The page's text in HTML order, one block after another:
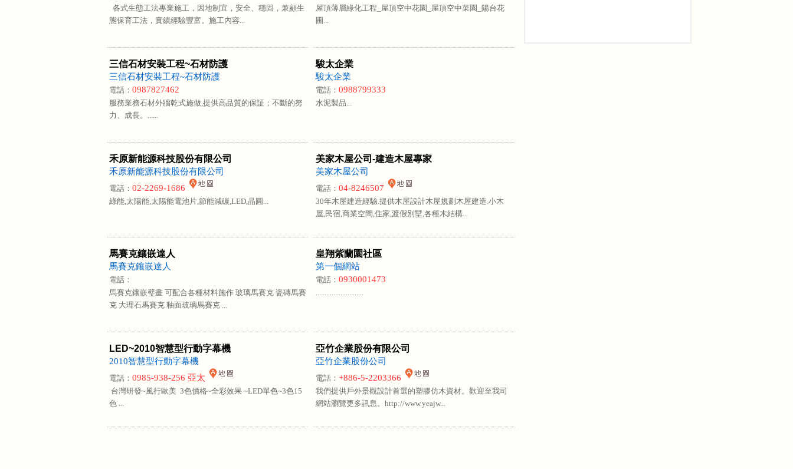
各式生態工法專業施工，因地制宜，安全、穩固，兼顧生
態保育工法，實績經驗豐富。施工內容...
屋頂薄層綠化工程_屋頂空中花園_屋頂空中菜園_陽台花
圃...
三信石材安裝工程~石材防護
三信石材安裝工程~石材防護
電話： 0987827462
服務業務石材外牆乾式施做,提供高品質的保証；不斷的努
力、成長。......
駿太企業
駿太企業
電話： 0988799333
水泥製品...
禾原新能源科技股份有限公司
禾原新能源科技股份有限公司
電話： 02-2269-1686
綠能,太陽能,太陽能電池片,節能減碳,LED,晶圓...
美家木屋公司-建造木屋專家
美家木屋公司
電話： 04-8246507
30年木屋建造經驗.提供木屋設計木屋規劃木屋建造.小木
屋,民宿,商業空間,住家,渡假別墅,各種木結構...
馬賽克鑲嵌達人
馬賽克鑲嵌達人
電話：
馬賽克鑲嵌璧畫 可配合各種材料施作 玻璃馬賽克 瓷磚馬賽
克 大理石馬賽克 釉面玻璃馬賽克 ...
皇翔紫蘭園社區
第一個網站
電話： 0930001473
...........................
LED~2010智慧型行動字幕機
2010智慧型行動字幕機
電話： 0985-938-256 亞太
台灣研發~風行歐美 3色價格~全彩效果 ~LED單色~3色15
色 ...
亞竹企業股份有限公司
亞竹企業股份公司
電話： +886-5-2203366
我們提供戶外景觀設計首選的塑膠仿木資材。歡迎至我司
網站瀏覽更多訊息。http://www.yeajw...